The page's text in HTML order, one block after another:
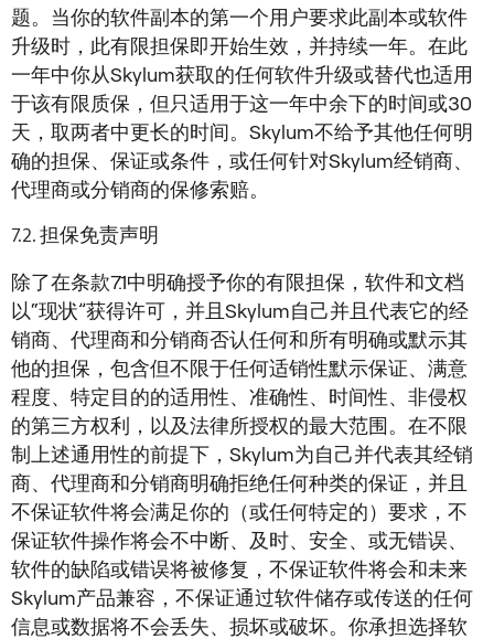
题。当你的软件副本的第一个用户要求此副本或软件
升级时，此有限担保即开始生效，并持续一年。在此
一年中你从Skylum获取的任何软件升级或替代也适用
于该有限质保，但只适用于这一年中余下的时间或30
天，取两者中更长的时间。Skylum不给予其他任何明
确的担保、保证或条件，或任何针对Skylum经销商、
代理商或分销商的保修索赔。
担保免责声明
除了在条款7.1中明确授予你的有限担保，软件和文档
以“现状”获得许可，并且Skylum自己并且代表它的经
销商、代理商和分销商否认任何和所有明确或默示其
他的担保，包含但不限于任何适销性默示保证、满意
程度、特定目的的适用性、准确性、时间性、非侵权
的第三方权利，以及法律所授权的最大范围。在不限
制上述通用性的前提下，Skylum为自己并代表其经销
商、代理商和分销商明确拒绝任何种类的保证，并且
不保证软件将会满足你的（或任何特定的）要求，不
保证软件操作将会不中断、及时、安全、或无错误、
软件的缺陷或错误将被修复，不保证软件将会和未来
Skylum产品兼容，不保证通过软件储存或传送的任何
信息或数据将不会丢失、损坏或破坏。你承担选择软